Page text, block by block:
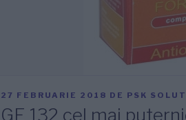
PUBLICAT
27 FEBRUARIE 2018 DE PSK
GE 132 cel mai